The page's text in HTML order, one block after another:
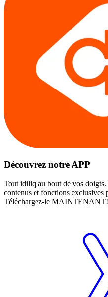
Découvrez notre APP
Tout idiliq au bout de vos
contenus et fonctions exclusives
Téléchargez-le MAINTENANT!